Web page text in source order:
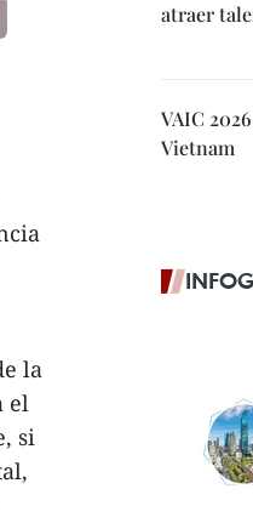
la
el
si
atraer
VAIC
Vietnam